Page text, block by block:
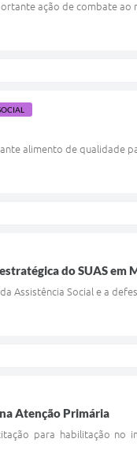
ação de combate ao
alimento de qualidade
do SUAS em
Social e a
Atenção Primária
para habilitação